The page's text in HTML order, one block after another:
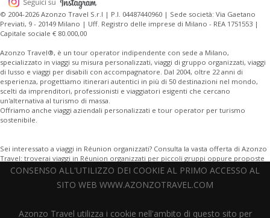
CONSENSO ALL'UTILIZZO DEI COOKIE AL PRIMO ACCESSO AL
SITO WEB WWW.AZONZOTRAVEL.COM
Azonzo Travel utilizza i cookie nell'ambito di questo sito per
© 2004-2026 Azonzo Travel S.r.l | P.I. 04487440960 | Sede società: Via Gaetano
Previati, 9 - 20149 Milano | Uff. Registro delle imprese di Milano - REA 1751553 |
Capitale sociale € 80.000,00
Azonzo Travel®, è un tour operator indipendente con sede a Milano,
specializzato in viaggi su misura personalizzati, viaggi di gruppo organizzati, viaggi
di lusso e viaggi per disabili con accompagnatore. Dal 2004, oltre 22 anni di
esperienza, progettiamo itinerari autentici in più di 50 destinazioni nel mondo,
scelti da imprenditori, professionisti e viaggiatori esigenti che cercano
un'alternativa al turismo di massa.
Offriamo anche viaggi aziendali personalizzati e tour operator per turismo
sostenibile.
Sei interessato a viaggi in Réunion organizzati? Consulta la vasta offerta di Azonzo
Travel: troverai viaggi in Réunion organizzati per piccoli gruppi oppure proposte
di viaggi in Réunion su misura, personalizzabili in ogni tua richiesta.
Offriamo una vasta gamma di destinazioni, tra cui Giordania, Giappone,
foreste tropicali, siti archeologici o goditi un tour culturale con guide esperte. I